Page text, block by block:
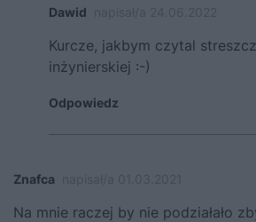
Dawid
Kurcze, jakbym czytal
inżynierskiej :-)
Odpowiedz
Znafca
Na mnie raczej by nie podziałało